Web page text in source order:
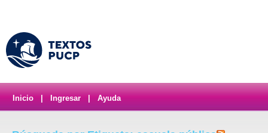
Inicio Ingresar Ayuda